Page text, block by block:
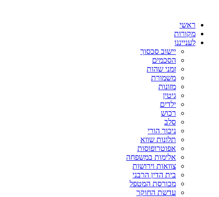
ראשי
מקורות
לענייננו
יישוב סכסוך
הסכמים
זמני שהות
משמורת
מזונות
גיטין
ילדים
רכוש
סלב
ניכור הורי
תלונות שווא
אפוטרופוסות
אלימות במשפחה
צוואות וירושות
בית הדין הרבני
מכורסת המטפל
עדשת החוקר